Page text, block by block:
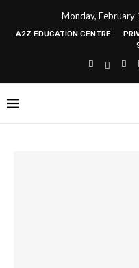
Monday, February
A2Z EDUCATION CENTRE